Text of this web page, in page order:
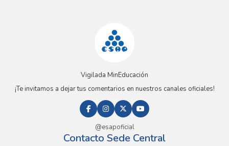
Vigilada MinEducación
¡Te invitamos a dejar tus comentarios en nuestros canales oficiales!
@esapoficial
Contacto Sede Central